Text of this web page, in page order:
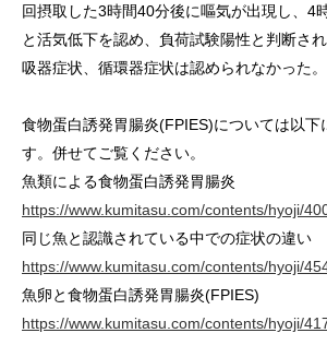
回摂取した3時間40分後に嘔気が出現し、4
と活気低下を認め、負荷試験陽性と判断さ
吸器症状、循環器症状は認められなかった。
食物蛋白誘発胃腸炎(FPIES)については以下
す。併せてご覧ください。
魚類による食物蛋白誘発胃腸炎
https://www.kumitasu.com/contents/hyoji/
同じ魚と認識されている中での症状の違い
https://www.kumitasu.com/contents/hyoji/
魚卵と食物蛋白誘発胃腸炎(FPIES)
https://www.kumitasu.com/contents/hyoji/